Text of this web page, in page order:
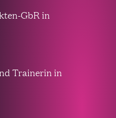
GbR in
Trainerin in